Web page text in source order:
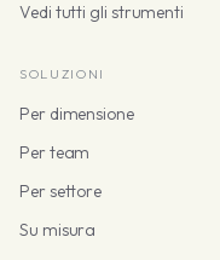
Vedi tutti gli strumenti
SOLUZIONI
Per dimensione
Per team
Per settore
Su misura